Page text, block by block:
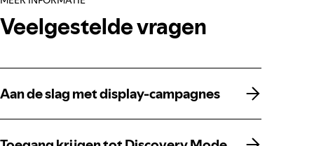
Veelgestelde vragen
Aan de slag met display-campagnes
Aan de slag met display-campagnes